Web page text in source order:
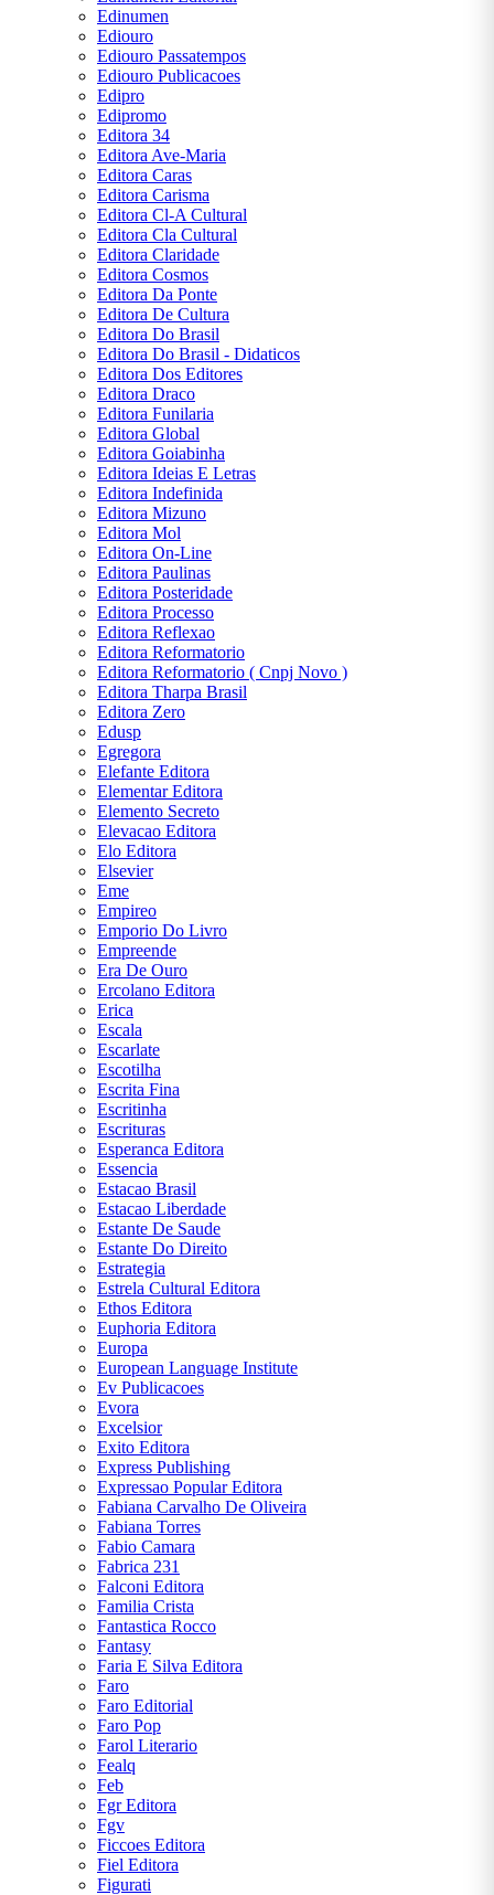
Edinumen
Ediouro
Ediouro Passatempos
Ediouro Publicacoes
Edipro
Edipromo
Editora 34
Editora Ave-Maria
Editora Caras
Editora Carisma
Editora Cl-A Cultural
Editora Cla Cultural
Editora Claridade
Editora Cosmos
Editora Da Ponte
Editora De Cultura
Editora Do Brasil
Editora Do Brasil - Didaticos
Editora Dos Editores
Editora Draco
Editora Funilaria
Editora Global
Editora Goiabinha
Editora Ideias E Letras
Editora Indefinida
Editora Mizuno
Editora Mol
Editora On-Line
Editora Paulinas
Editora Posteridade
Editora Processo
Editora Reflexao
Editora Reformatorio
Editora Reformatorio ( Cnpj Novo )
Editora Tharpa Brasil
Editora Zero
Edusp
Egregora
Elefante Editora
Elementar Editora
Elemento Secreto
Elevacao Editora
Elo Editora
Elsevier
Eme
Empireo
Emporio Do Livro
Empreende
Era De Ouro
Ercolano Editora
Erica
Escala
Escarlate
Escotilha
Escrita Fina
Escritinha
Escrituras
Esperanca Editora
Essencia
Estacao Brasil
Estacao Liberdade
Estante De Saude
Estante Do Direito
Estrategia
Estrela Cultural Editora
Ethos Editora
Euphoria Editora
Europa
European Language Institute
Ev Publicacoes
Evora
Excelsior
Exito Editora
Express Publishing
Expressao Popular Editora
Fabiana Carvalho De Oliveira
Fabiana Torres
Fabio Camara
Fabrica 231
Falconi Editora
Familia Crista
Fantastica Rocco
Fantasy
Faria E Silva Editora
Faro
Faro Editorial
Faro Pop
Farol Literario
Fealq
Feb
Fgr Editora
Fgv
Ficcoes Editora
Fiel Editora
Figurati